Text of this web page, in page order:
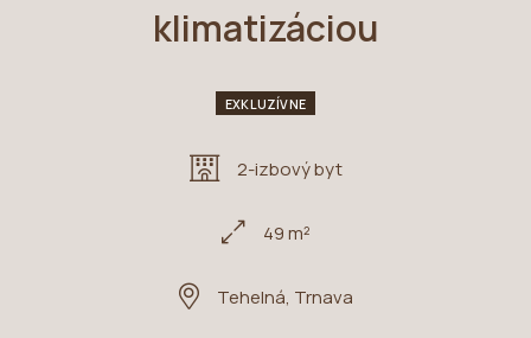
klimatizáciou
EXKLUZÍVNE
2-izbový byt
49 m²
Tehelná, Trnava